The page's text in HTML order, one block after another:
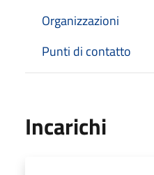
Organizzazioni
Punti di contatto
Incarichi